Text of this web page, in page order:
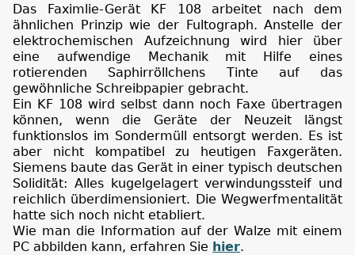
Das Faximlie-Gerät KF 108 arbeitet nach dem
ähnlichen Prinzip wie der Fultograph. Anstelle der
elektrochemischen Aufzeichnung wird hier über
eine aufwendige Mechanik mit Hilfe eines
rotierenden Saphirröllchens Tinte auf das
gewöhnliche Schreibpapier gebracht.
Ein KF 108 wird selbst dann noch Faxe übertragen
können, wenn die Geräte der Neuzeit längst
funktionslos im Sondermüll entsorgt werden. Es ist
aber nicht kompatibel zu heutigen Faxgeräten.
Siemens baute das Gerät in einer typisch deutschen
Solidität: Alles kugelgelagert verwindungssteif und
reichlich überdimensioniert. Die Wegwerfmentalität
hatte sich noch nicht etabliert.
Wie man die Information auf der Walze mit einem
PC abbilden kann, erfahren Sie hier.